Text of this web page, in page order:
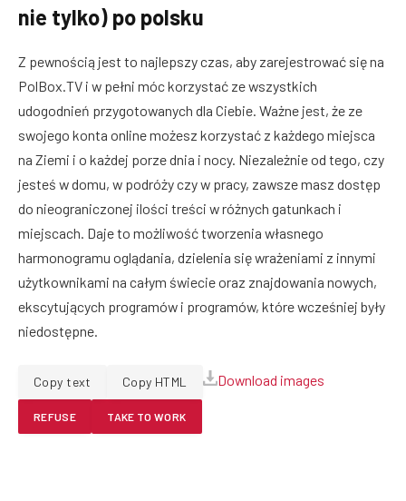
nie tylko) po polsku
Z pewnością jest to najlepszy czas, aby zarejestrować się na
PolBox.TV i w pełni móc korzystać ze wszystkich
udogodnień przygotowanych dla Ciebie. Ważne jest, że ze
swojego konta online możesz korzystać z każdego miejsca
na Ziemi i o każdej porze dnia i nocy. Niezależnie od tego, czy
jesteś w domu, w podróży czy w pracy, zawsze masz dostęp
do nieograniczonej ilości treści w różnych gatunkach i
miejscach. Daje to możliwość tworzenia własnego
harmonogramu oglądania, dzielenia się wrażeniami z innymi
użytkownikami na całym świecie oraz znajdowania nowych,
ekscytujących programów i programów, które wcześniej były
niedostępne.
Copy text Copy HTML Download images
REFUSE TAKE TO WORK